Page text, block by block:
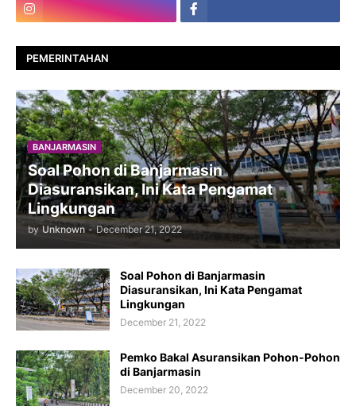
PEMERINTAHAN
BANJARMASIN
Soal Pohon di Banjarmasin
Diasuransikan, Ini Kata Pengamat
Lingkungan
by Unknown - December 21, 2022
Soal Pohon di Banjarmasin
Diasuransikan, Ini Kata Pengamat
Lingkungan
December 21, 2022
Pemko Bakal Asuransikan Pohon-Pohon
di Banjarmasin
December 20, 2022